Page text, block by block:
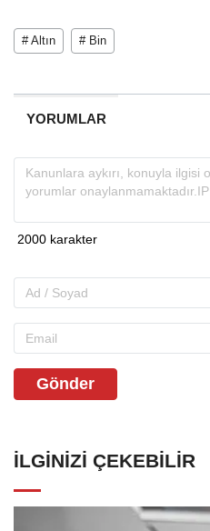
# Altın # Bin
YORUMLAR
Gönder
İLGINIZI ÇEKEBILIR